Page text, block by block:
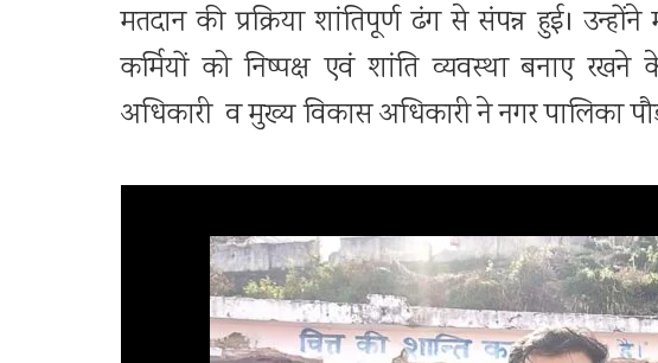
मतदान की प्रक्रिया शांतिपूर्ण ढंग से संपन्न हुई। उन्होंने
कर्मियों को निष्पक्ष एवं शांति व्यवस्था बनाए रखने
अधिकारी व मुख्य विकास अधिकारी ने नगर पालिका